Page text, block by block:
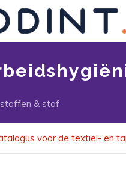
& stof
voor de textiel- en